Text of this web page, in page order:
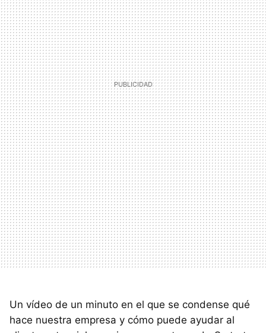
Un vídeo de un minuto en el que se condense qué
hace nuestra empresa y cómo puede ayudar al